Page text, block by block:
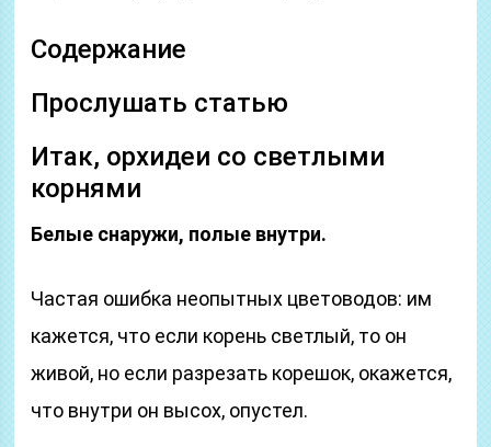
Содержание
Прослушать статью
Итак, орхидеи со светлыми
корнями
Белые снаружи, полые внутри.
Частая ошибка неопытных цветоводов: им
кажется, что если корень светлый, то он
живой, но если разрезать корешок, окажется,
что внутри он высох, опустел.